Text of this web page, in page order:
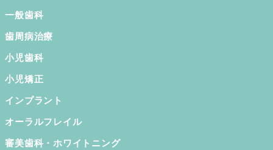
一般歯科
歯周病治療
小児歯科
小児矯正
インプラント
オーラルフレイル
審美歯科・ホワイトニング